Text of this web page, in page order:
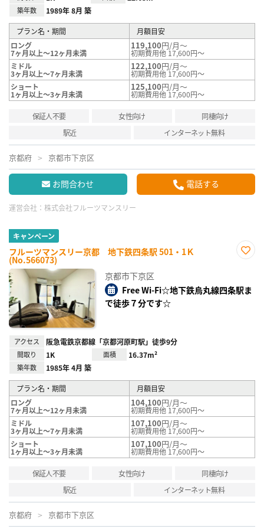
築年数 1989年 8月 築
プラン名・期間
月額目安
ロング
7ヶ月以上～12ヶ月未満
119,100円/月～
初期費用他 17,600円～
ミドル
3ヶ月以上～7ヶ月未満
122,100円/月～
初期費用他 17,600円～
ショート
1ヶ月以上～3ヶ月未満
125,100円/月～
初期費用他 17,600円～
保証人不要 女性向け
同棲向け
駅近
インターネット無料
京都府 京都市下京区
お問合わせ 電話する
運営会社： 株式会社フルーツマンスリー
キャンペーン
フルーツマンスリー京都 地下鉄四条駅 501・1Ｋ
(No.566073)
録
京都市下京区
Free Wi-Fi☆地下鉄烏丸線四条駅ま
で徒歩７分です☆
アクセス 阪急電鉄京都線「京都河原町駅」徒歩9分
間取り 1K 面積 16.37m²
築年数 1985年 4月 築
プラン名・期間
月額目安
ロング
7ヶ月以上～12ヶ月未満
104,100円/月～
初期費用他 17,600円～
ミドル
3ヶ月以上～7ヶ月未満
107,100円/月～
初期費用他 17,600円～
ショート
1ヶ月以上～3ヶ月未満
107,100円/月～
初期費用他 17,600円～
保証人不要 女性向け
同棲向け
駅近
インターネット無料
京都府 京都市下京区